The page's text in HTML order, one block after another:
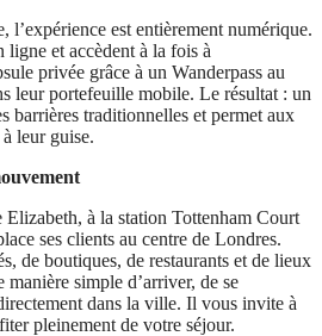
l’expérience est entièrement numérique.
ligne et accèdent à la fois à
privée grâce à un Wanderpass au
leur portefeuille mobile. Le résultat : un
barrières traditionnelles et permet aux
leur guise.
Elizabeth, à la station Tottenham Court
ses clients au centre de Londres.
de boutiques, de restaurants et de lieux
simple d’arriver, de se
dans la ville. Il vous invite à
pleinement de votre séjour.